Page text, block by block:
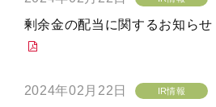
剰余金の配当に関するお知ら
2024年02月22日 IR情報